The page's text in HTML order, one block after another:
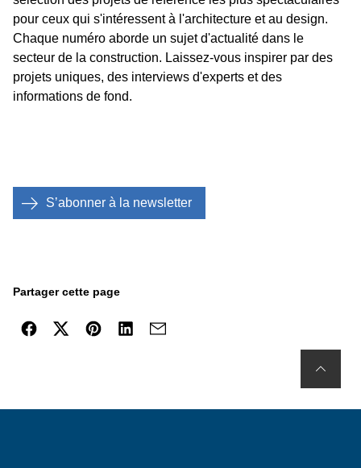
pour ceux qui s'intéressent à l'architecture et au design.
Chaque numéro aborde un sujet d'actualité dans le
secteur de la construction. Laissez-vous inspirer par des
projets uniques, des interviews d'experts et des
informations de fond.
Sʼabonner à la newsletter
Partager cette page